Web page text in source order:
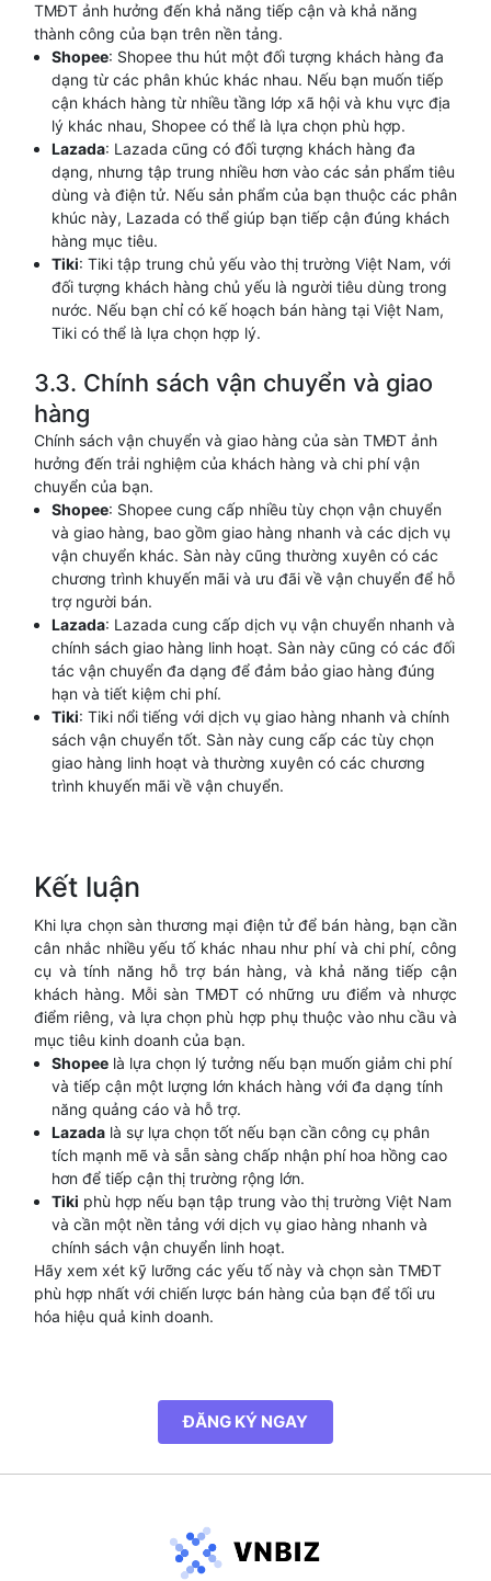
TMĐT ảnh hưởng đến khả năng tiếp cận và khả năng
thành công của bạn trên nền tảng.
Shopee: Shopee thu hút một đối tượng khách hàng đa
dạng từ các phân khúc khác nhau. Nếu bạn muốn tiếp
cận khách hàng từ nhiều tầng lớp xã hội và khu vực địa
lý khác nhau, Shopee có thể là lựa chọn phù hợp.
Lazada: Lazada cũng có đối tượng khách hàng đa
dạng, nhưng tập trung nhiều hơn vào các sản phẩm tiêu
dùng và điện tử. Nếu sản phẩm của bạn thuộc các phân
khúc này, Lazada có thể giúp bạn tiếp cận đúng khách
hàng mục tiêu.
Tiki: Tiki tập trung chủ yếu vào thị trường Việt Nam, với
đối tượng khách hàng chủ yếu là người tiêu dùng trong
nước. Nếu bạn chỉ có kế hoạch bán hàng tại Việt Nam,
Tiki có thể là lựa chọn hợp lý.
3.3. Chính sách vận chuyển và giao
hàng
Chính sách vận chuyển và giao hàng của sàn TMĐT ảnh
hưởng đến trải nghiệm của khách hàng và chi phí vận
chuyển của bạn.
Shopee: Shopee cung cấp nhiều tùy chọn vận chuyển
và giao hàng, bao gồm giao hàng nhanh và các dịch vụ
vận chuyển khác. Sàn này cũng thường xuyên có các
chương trình khuyến mãi và ưu đãi về vận chuyển để hỗ
trợ người bán.
Lazada: Lazada cung cấp dịch vụ vận chuyển nhanh và
chính sách giao hàng linh hoạt. Sàn này cũng có các đối
tác vận chuyển đa dạng để đảm bảo giao hàng đúng
hạn và tiết kiệm chi phí.
Tiki: Tiki nổi tiếng với dịch vụ giao hàng nhanh và chính
sách vận chuyển tốt. Sàn này cung cấp các tùy chọn
giao hàng linh hoạt và thường xuyên có các chương
trình khuyến mãi về vận chuyển.
Kết luận
Khi lựa chọn sàn thương mại điện tử để bán hàng, bạn cần
cân nhắc nhiều yếu tố khác nhau như phí và chi phí, công
cụ và tính năng hỗ trợ bán hàng, và khả năng tiếp cận
khách hàng. Mỗi sàn TMĐT có những ưu điểm và nhược
điểm riêng, và lựa chọn phù hợp phụ thuộc vào nhu cầu và
mục tiêu kinh doanh của bạn.
Shopee là lựa chọn lý tưởng nếu bạn muốn giảm chi phí
và tiếp cận một lượng lớn khách hàng với đa dạng tính
năng quảng cáo và hỗ trợ.
Lazada là sự lựa chọn tốt nếu bạn cần công cụ phân
tích mạnh mẽ và sẵn sàng chấp nhận phí hoa hồng cao
hơn để tiếp cận thị trường rộng lớn.
Tiki phù hợp nếu bạn tập trung vào thị trường Việt Nam
và cần một nền tảng với dịch vụ giao hàng nhanh và
chính sách vận chuyển linh hoạt.
Hãy xem xét kỹ lưỡng các yếu tố này và chọn sàn TMĐT
phù hợp nhất với chiến lược bán hàng của bạn để tối ưu
hóa hiệu quả kinh doanh.
ĐĂNG KÝ NGAY